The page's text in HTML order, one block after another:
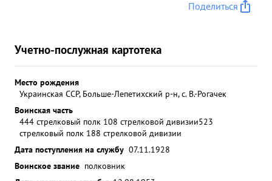
Поделиться
Учетно-послужная картотека
Место рождения
Украинская ССР, Больше-Лепетихский р-н, с. В.-Рогачек
Воинская часть
444 стрелковый полк 108 стрелковой дивизии523
стрелковый полк 188 стрелковой дивизии
Дата поступления на службу 07.11.1928
Воинское звание полковник